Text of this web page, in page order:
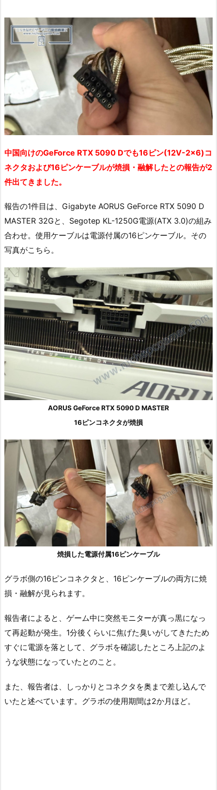
中国向けのGeForce RTX 5090 Dでも16ピン(12V-2x6)コ
ネクタおよび16ピンケーブルが焼損・融解したとの報告が2
件出てきました。
報告の1件目は、Gigabyte AORUS GeForce RTX 5090 D
MASTER 32Gと、Segotep KL-1250G電源(ATX 3.0)の組み
合わせ。使用ケーブルは電源付属の16ピンケーブル。その
写真がこちら。
AORUS GeForce RTX 5090 D MASTER
16ピンコネクタが焼損
焼損した電源付属16ピンケーブル
グラボ側の16ピンコネクタと、16ピンケーブルの両方に焼
損・融解が見られます。
報告者によると、ゲーム中に突然モニターが真っ黒になっ
て再起動が発生。1分後くらいに焦げた臭いがしてきたため
すぐに電源を落として、グラボを確認したところ上記のよ
うな状態になっていたとのこと。
また、報告者は、しっかりとコネクタを奥まで差し込んで
いたと述べています。グラボの使用期間は2か月ほど。